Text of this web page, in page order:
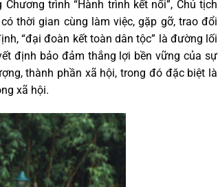
trình “Hành trình kết nối”, Chủ tịch
thời gian cùng làm việc, gặp gỡ, trao đổi
“đại đoàn kết toàn dân tộc” là đường lối
định bảo đảm thắng lợi bền vững của sự
thành phần xã hội, trong đó đặc biệt là
xã hội.